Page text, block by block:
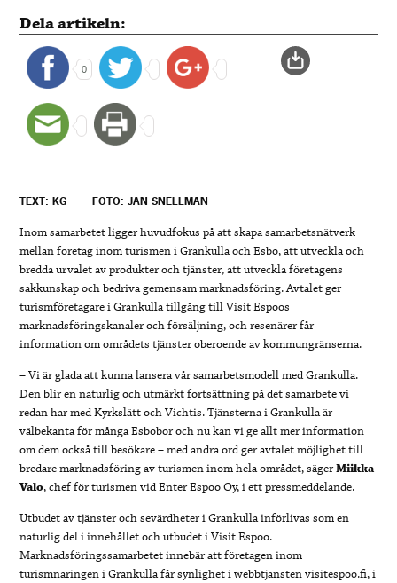
Dela artikeln:
0
TEXT: KG FOTO: JAN SNELLMAN
Inom samarbetet ligger huvudfokus på att skapa samarbetsnätverk
mellan företag inom turismen i Grankulla och Esbo, att utveckla och
bredda urvalet av produkter och tjänster, att utveckla företagens
sakkunskap och bedriva gemensam marknadsföring. Avtalet ger
turismföretagare i Grankulla tillgång till Visit Espoos
marknadsföringskanaler och försäljning, och resenärer får
information om områdets tjänster oberoende av kommungränserna.
– Vi är glada att kunna lansera vår samarbetsmodell med Grankulla.
Den blir en naturlig och utmärkt fortsättning på det samarbete vi
redan har med Kyrkslätt och Vichtis. Tjänsterna i Grankulla är
välbekanta för många Esbobor och nu kan vi ge allt mer information
om dem också till besökare – med andra ord ger avtalet möjlighet till
bredare marknadsföring av turismen inom hela området, sägerMiikka
Valo, chef för turismen vid Enter Espoo Oy, i ett pressmeddelande.
Utbudet av tjänster och sevärdheter i Grankulla införlivas som en
naturlig del i innehållet och utbudet i Visit Espoo.
Marknadsföringssamarbetet innebär att företagen inom
turismnäringen i Grankulla får synlighet i webbtjänsten visitespoo.fi, i